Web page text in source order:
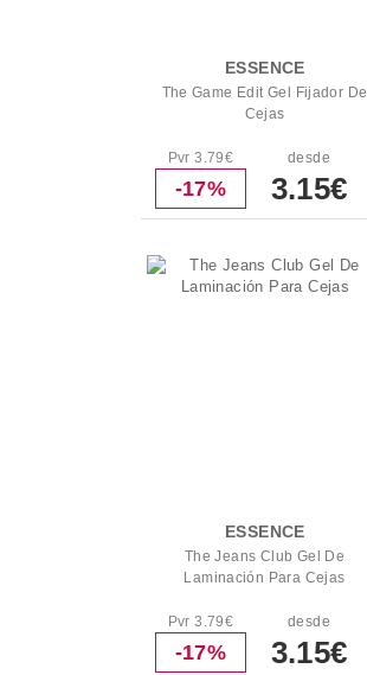
ESSENCE
The Game Edit Gel Fijador De
Cejas
Pvr 3.79€
-17%
desde
3.15€
ESSENCE
The Jeans Club Gel De
Laminación Para Cejas
Pvr 3.79€
-17%
desde
3.15€